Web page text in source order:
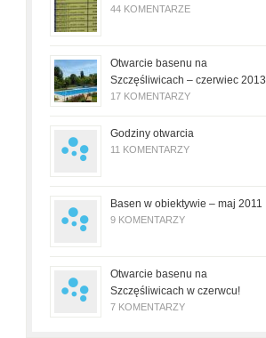
44 KOMENTARZE
Otwarcie basenu na
Szczęśliwicach – czerwiec 2013
17 KOMENTARZY
Godziny otwarcia
11 KOMENTARZY
Basen w obiektywie – maj 2011
9 KOMENTARZY
Otwarcie basenu na
Szczęśliwicach w czerwcu!
7 KOMENTARZY